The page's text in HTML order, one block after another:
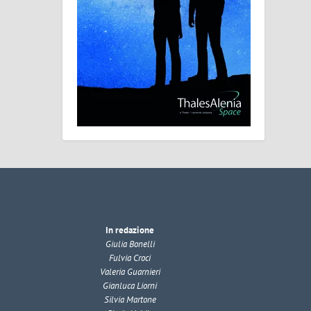
In redazione
Giulia Bonelli
Fulvia Croci
Valeria Guarnieri
Gianluca Liorni
Silvia Martone